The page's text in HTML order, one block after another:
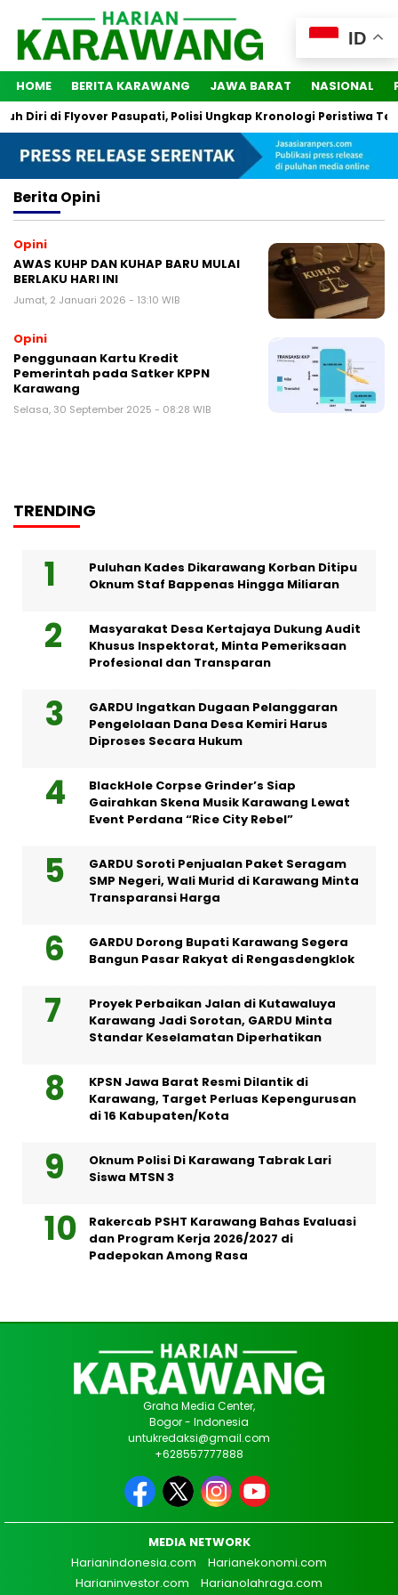
HOME BERITA KARAWANG JAWA BARAT NASIONAL
Diri di Flyover Pasupati, Polisi Ungkap Kronologi Peristiwa
Berita Opini
Opini
AWAS KUHP DAN KUHAP BARU MULAI
BERLAKU HARI INI
Jumat, 2 Januari 2026 - 13:10 WIB
Opini
Penggunaan Kartu Kredit
Pemerintah pada Satker KPPN
Karawang
Selasa, 30 September 2025 - 08:28 WIB
TRENDING
Puluhan Kades Dikarawang Korban Ditipu
Oknum Staf Bappenas Hingga Miliaran
Masyarakat Desa Kertajaya Dukung Audit
Khusus Inspektorat, Minta Pemeriksaan
Profesional dan Transparan
GARDU Ingatkan Dugaan Pelanggaran
Pengelolaan Dana Desa Kemiri Harus
Diproses Secara Hukum
BlackHole Corpse Grinder’s Siap
Gairahkan Skena Musik Karawang Lewat
Event Perdana “Rice City Rebel”
GARDU Soroti Penjualan Paket Seragam
SMP Negeri, Wali Murid di Karawang Minta
Transparansi Harga
GARDU Dorong Bupati Karawang Segera
Bangun Pasar Rakyat di Rengasdengklok
Proyek Perbaikan Jalan di Kutawaluya
Karawang Jadi Sorotan, GARDU Minta
Standar Keselamatan Diperhatikan
KPSN Jawa Barat Resmi Dilantik di
Karawang, Target Perluas Kepengurusan
di 16 Kabupaten/Kota
Oknum Polisi Di Karawang Tabrak Lari
Siswa MTSN 3
Rakercab PSHT Karawang Bahas Evaluasi
dan Program Kerja 2026/2027 di
Padepokan Among Rasa
ID
Graha Media Center,
Bogor - Indonesia
untukredaksi@gmail.com
+628557777888
MEDIA NETWORK
Harianindonesia.com
Harianekonomi.com
Harianinvestor.com
Harianolahraga.com